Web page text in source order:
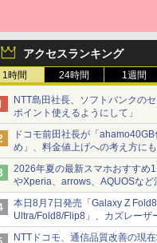
アクセスランキング
1時間 24時間 1週間
NTT島田社長、ソフトバンクの
ポイント使えるようにして」
ドコモ前田社長が「
め」、料金値上げへの考え方に
2026年夏の最新スマホおすす
やXperia、arrows、AQUOSなど
徴は
本日8月7日発売「Galaxy Z Fold8
Ultra/Fold8/Flip8」、カズレーザ
ば屋のメニュー並みの薄さ」
NTTドコモ、通信品質改善の現